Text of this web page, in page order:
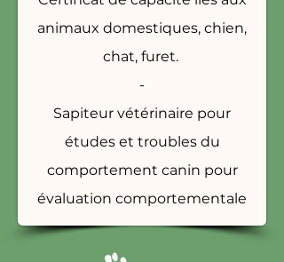
animaux domestiques, chien,
chat, furet.
-
Sapiteur vétérinaire pour
études et troubles du
comportement canin pour
évaluation comportementale